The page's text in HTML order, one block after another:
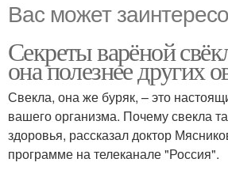
Вас может
Секреты варёной
она полезнее других
Свекла, она же буряк, – это
вашего организма. Почему свекла
здоровья, рассказал доктор
программе на телеканале "Россия".